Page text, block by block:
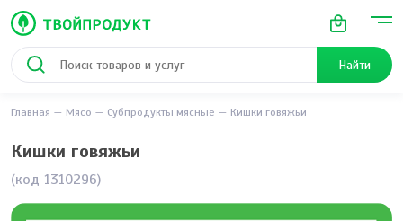
Найти
Главная Мясо Субпродукты мясные Кишки говяжьи
Кишки говяжьи
(код 1310296)